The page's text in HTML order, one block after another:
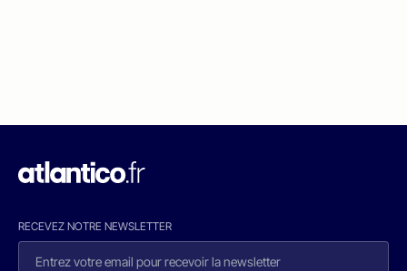
RECEVEZ NOTRE NEWSLETTER